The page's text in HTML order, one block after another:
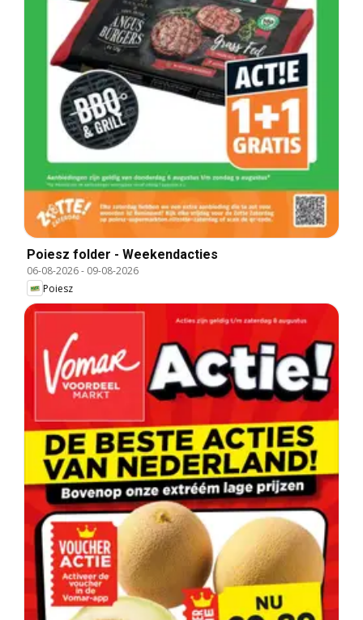
Poiesz folder - Weekendacties
06-08-2026- 09-08-2026
Poiesz